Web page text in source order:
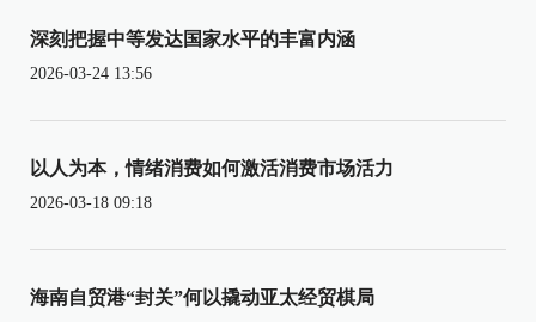
深刻把握中等发达国家水平的丰富内涵
2026-03-24 13:56
以人为本，情绪消费如何激活消费市场活力
2026-03-18 09:18
海南自贸港“封关”何以撬动亚太经贸棋局